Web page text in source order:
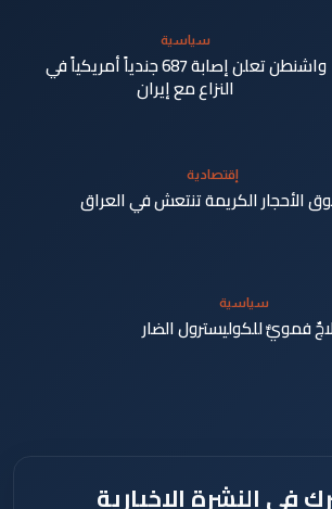
سياسية
واشنطن تعلن إصابة 687 جندياً أمريكياً في
النزاع مع إيران
إقتصادية
الأحجار الكريمة تنتعش في العراق
سياسية
فمويٌّ للكوليسترول الضار
في النشرة الإخبارية